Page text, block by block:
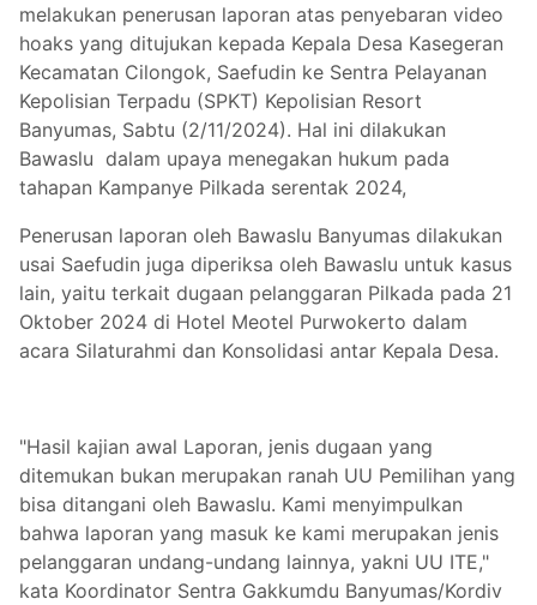
melakukan penerusan laporan atas penyebaran video
hoaks yang ditujukan kepada Kepala Desa Kasegeran
Kecamatan Cilongok, Saefudin ke Sentra Pelayanan
Kepolisian Terpadu (SPKT) Kepolisian Resort
Banyumas, Sabtu (2/11/2024). Hal ini dilakukan
Bawaslu dalam upaya menegakan hukum pada
tahapan Kampanye Pilkada serentak 2024,
Penerusan laporan oleh Bawaslu Banyumas dilakukan
usai Saefudin juga diperiksa oleh Bawaslu untuk kasus
lain, yaitu terkait dugaan pelanggaran Pilkada pada 21
Oktober 2024 di Hotel Meotel Purwokerto dalam
acara Silaturahmi dan Konsolidasi antar Kepala Desa.
"Hasil kajian awal Laporan, jenis dugaan yang
ditemukan bukan merupakan ranah UU Pemilihan yang
bisa ditangani oleh Bawaslu. Kami menyimpulkan
bahwa laporan yang masuk ke kami merupakan jenis
pelanggaran undang-undang lainnya, yakni UU ITE,"
kata Koordinator Sentra Gakkumdu Banyumas/Kordiv